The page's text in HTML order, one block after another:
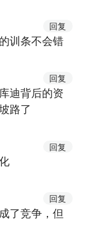
回复
训条不会错
回复
迪背后的资
路了
回复
回复
了竞争，但